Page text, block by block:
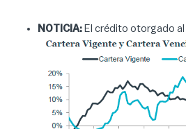
NOTICIA: El crédito otorgado